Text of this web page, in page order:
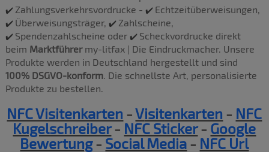
✔️ Zahlungsverkehrsvordrucke - ✔️ Echtzeitüberweisungen,
✔️ Überweisungsträger, ✔️ Zahlscheine,
✔️ Spendenzahlscheine oder ✔️ Scheckvordrucke direkt
beim Marktführermy-litfax | Die Eindruckmacher. Unsere
Produkte werden in Deutschland hergestellt und sind
100% DSGVO-konform. Die schnellste Art, personalisierte
Produkte zu bestellen.
NFC Visitenkarten -Visitenkarten - NFC
Kugelschreiber- NFC Sticker- Google
Bewertung - Social Media - NFC Url